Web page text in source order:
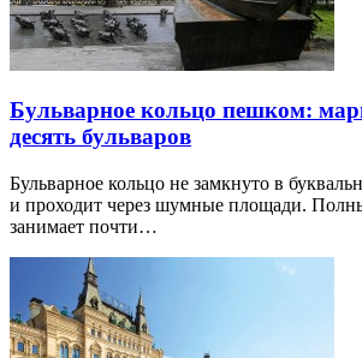
Бульварное кольцо пешком:
десять бульваров
Бульварное кольцо не замкнуто в
и проходит через шумные площади.
занимает почти…